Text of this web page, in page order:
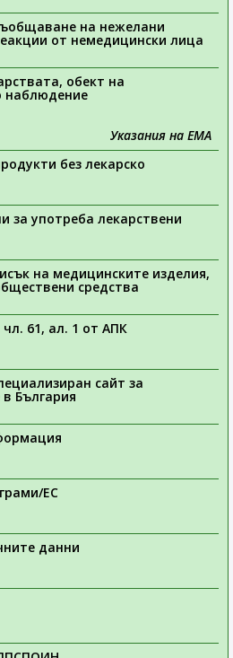
на нежелани
от немедицински лица
обект на
наблюдение
Указания на ЕМА
без лекарско
за употреба лекарствени
на медицинските изделия,
средства
61, ал. 1 от АПК
сайт за
България
ЕС
данни